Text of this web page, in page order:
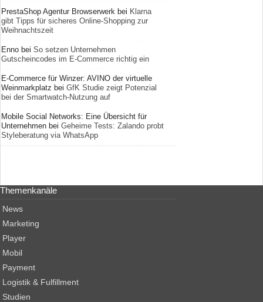
PrestaShop Agentur Browserwerk bei Klarna
gibt Tipps für sicheres Online-Shopping zur
Weihnachtszeit
Enno bei So setzen Unternehmen
Gutscheincodes im E-­Commerce richtig ein
E-Commerce für Winzer: AVINO der virtuelle
Weinmarkplatz bei GfK Studie zeigt Potenzial
bei der Smartwatch-Nutzung auf
Mobile Social Networks: Eine Übersicht für
Unternehmen bei Geheime Tests: Zalando probt
Styleberatung via WhatsApp
Themenkanäle
News
Marketing
Player
Mobil
Payment
Logistik & Fulfillment
Studien